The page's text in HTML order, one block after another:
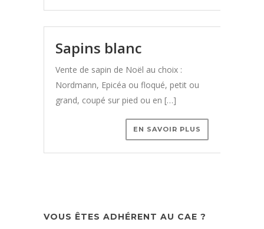
sapins blanc
Vente de sapin de Noël au choix :
Nordmann, Epicéa ou floqué, petit ou
grand, coupé sur pied ou en […]
EN SAVOIR PLUS
VOUS ÊTES ADHÉRENT AU CAE ?